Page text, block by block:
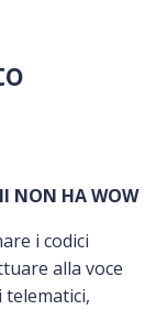
NON HA WOW
i codici
alla voce